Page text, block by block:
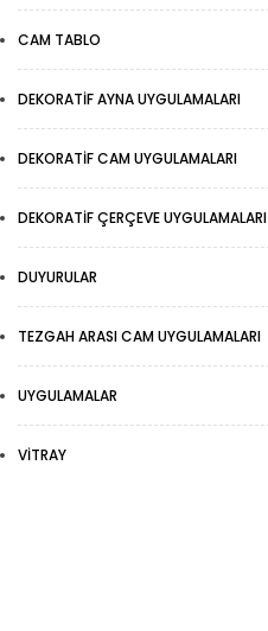
CAM TABLO
DEKORATIF AYNA UYGULAMALARI
DEKORATIF CAM UYGULAMALARI
DEKORATIF ÇERÇEVE UYGULAMALARI
DUYURULAR
TEZGAH ARASI CAM UYGULAMALARI
UYGULAMALAR
VITRAY